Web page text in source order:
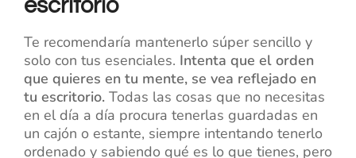
escritorio
Te recomendaría mantenerlo súper sencillo y
solo con tus esenciales. Intenta que el orden
que quieres en tu mente, se vea reflejado en
tu escritorio. Todas las cosas que no necesitas
en el día a día procura tenerlas guardadas en
un cajón o estante, siempre intentando tenerlo
ordenado y sabiendo qué es lo que tienes, pero